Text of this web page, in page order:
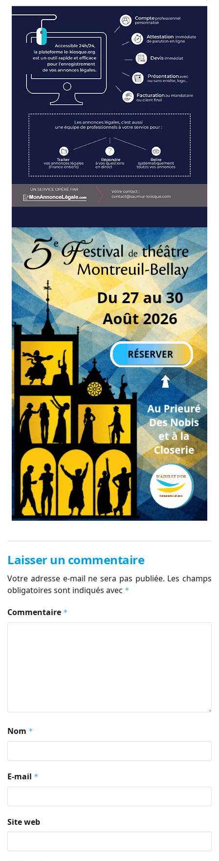
Laisser un commentaire
Votre adresse e-mail ne sera pas publiée. Les champs
obligatoires sont indiqués avec *
Commentaire *
Nom *
E-mail *
Site web